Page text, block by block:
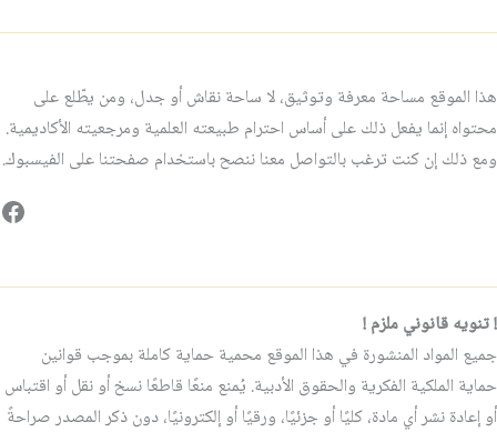
هذا الموقع مساحة معرفة وتوثيق، لا ساحة نقاش أو جدل، ومن يطّلع على
محتواه إنما يفعل ذلك على أساس احترام طبيعته العلمية ومرجعيته الأكاديمية.
ومع ذلك إن كنت ترغب بالتواصل معنا ننصح باستخدام صفحتنا على الفيسبوك.
! تنويه قانوني ملزم !
جميع المواد المنشورة في هذا الموقع محمية حماية كاملة بموجب قوانين
حماية الملكية الفكرية والحقوق الأدبية. يُمنع منعًا قاطعًا نسخ أو نقل أو اقتباس
أو إعادة نشر أي مادة، كليًا أو جزئيًا، ورقيًا أو إلكترونيًا، دون ذكر المصدر صراحةً